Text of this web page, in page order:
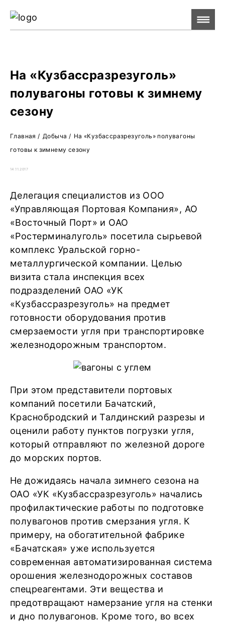
На «Кузбассразрезуголь»
полувагоны готовы к зимнему
сезону
Главная / Добыча / На «Кузбассразрезуголь» полувагоны
готовы к зимнему сезону
14.11.2017
Делегация специалистов из ООО
«Управляющая Портовая Компания», АО
«Восточный Порт» и ОАО
«Ростерминалуголь» посетила сырьевой
комплекс Уральской горно-
металлургической компании. Целью
визита стала инспекция всех
подразделений ОАО «УК
«Кузбассразрезуголь» на предмет
готовности оборудования против
смерзаемости угля при транспортировке
железнодорожным транспортом.
При этом представители портовых
компаний посетили Бачатский,
Краснобродский и Талдинский разрезы и
оценили работу пунктов погрузки угля,
который отправляют по железной дороге
до морских портов.
Не дожидаясь начала зимнего сезона на
ОАО «УК «Кузбассразрезуголь» начались
профилактические работы по подготовке
полувагонов против смерзания угля. К
примеру, на обогатительной фабрике
«Бачатская» уже используется
современная автоматизированная система
орошения железнодорожных составов
спецреагентами. Эти вещества и
предотвращают намерзание угля на стенки
и дно полувагонов. Кроме того, во всех